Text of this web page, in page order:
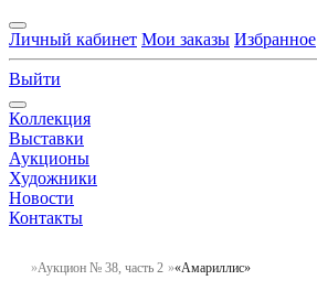
Личный кабинет Мои заказы Избранное
Выйти
Коллекция
Выставки
Аукционы
Художники
Новости
Контакты
Аукцион № 38, часть 2 «Амариллис»